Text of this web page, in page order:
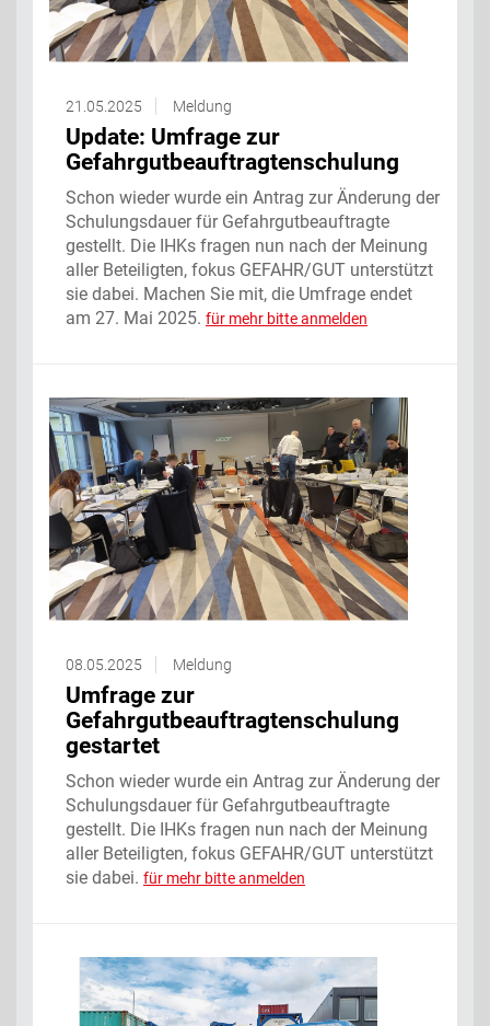
21.05.2025 Meldung
Update: Umfrage zur
Gefahrgutbeauftragtenschulung
Schon wieder wurde ein Antrag zur Änderung der
Schulungsdauer für Gefahrgutbeauftragte
gestellt. Die IHKs fragen nun nach der Meinung
aller Beteiligten, fokus GEFAHR/GUT unterstützt
sie dabei. Machen Sie mit, die Umfrage endet
am 27. Mai 2025. für mehr bitte anmelden
08.05.2025 Meldung
Umfrage zur
Gefahrgutbeauftragtenschulung
gestartet
Schon wieder wurde ein Antrag zur Änderung der
Schulungsdauer für Gefahrgutbeauftragte
gestellt. Die IHKs fragen nun nach der Meinung
aller Beteiligten, fokus GEFAHR/GUT unterstützt
sie dabei. für mehr bitte anmelden